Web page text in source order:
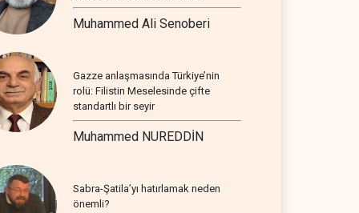
Muhammed Ali Senoberi
Gazze anlaşmasında Türkiye’nin
rolü: Filistin Meselesinde çifte
standartlı bir seyir
Muhammed NUREDDİN
Sabra-Şatila’yı hatırlamak neden
önemli?